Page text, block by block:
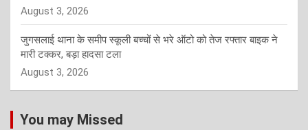
August 3, 2026
जुगसलाई थाना के समीप स्कूली बच्चों से भरे ऑटो को तेज रफ्तार बाइक ने
मारी टक्कर, बड़ा हादसा टला
August 3, 2026
You may Missed